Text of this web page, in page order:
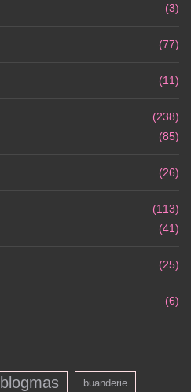
(3)
(77)
(11)
(238)
(85)
(26)
(113)
(41)
(25)
(6)
blogmas buanderie